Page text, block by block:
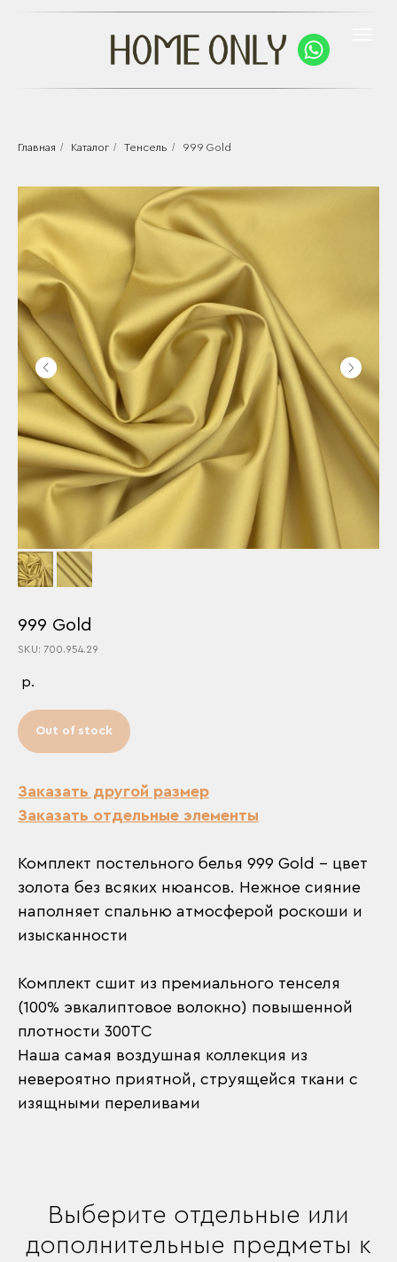
Главная / Каталог / Тенсель / 999 Gold
999 Gold
SKU: 700.954.29
р.
Out of stock
Заказать другой размер
Заказать отдельные элементы
Комплект постельного белья 999 Gold – цвет
золота без всяких нюансов. Нежное сияние
наполняет спальню атмосферой роскоши и
изысканности
Комплект сшит из премиального тенселя
(100% эвкалиптовое волокно) повышенной
плотности 300TC
Наша самая воздушная коллекция из
невероятно приятной, струящейся ткани с
изящными переливами
Выберите отдельные или
дополнительные предметы к